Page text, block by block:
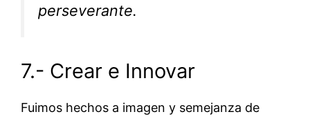
perseverante.
7.- Crear e Innovar
Fuimos hechos a imagen y semejanza de